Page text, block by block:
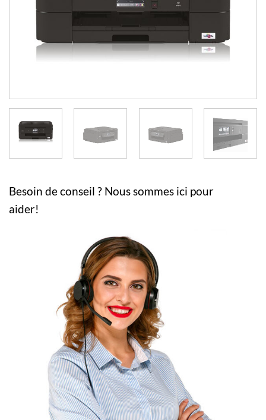
Besoin de conseil ? Nous sommes ici pour
aider!